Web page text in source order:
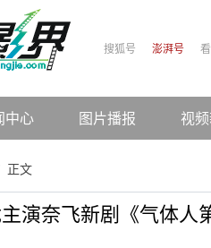
搜狐号 澎湃号
中心 图片播报 视
正文
演奈飞新剧《气体人